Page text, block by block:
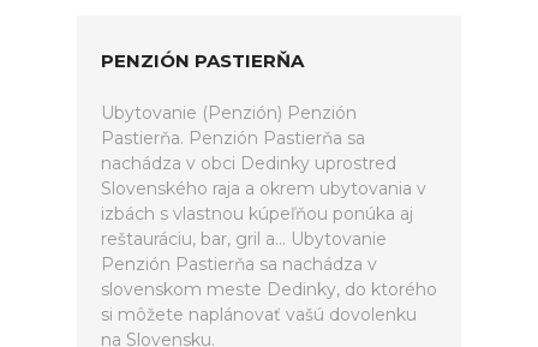
PENZIÓN PASTIERŇA
Ubytovanie (Penzión) Penzión
Pastierňa. Penzión Pastierňa sa
nachádza v obci Dedinky uprostred
Slovenského raja a okrem ubytovania v
izbách s vlastnou kúpeľňou ponúka aj
reštauráciu, bar, gril a... Ubytovanie
Penzión Pastierňa sa nachádza v
slovenskom meste Dedinky, do ktorého
si môžete naplánovať vašú dovolenku
na Slovensku.